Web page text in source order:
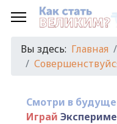
Вы здесь: Главная
Смотри в
Играй